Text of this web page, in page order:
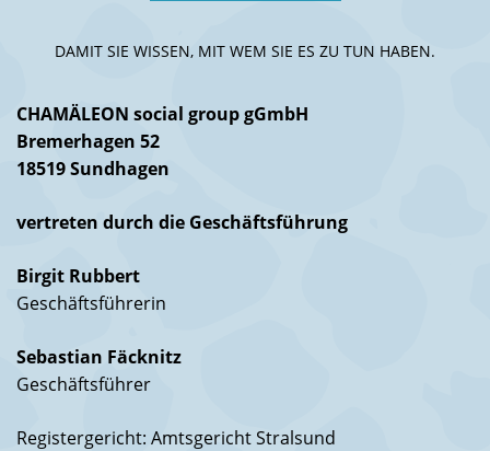
DAMIT SIE WISSEN, MIT WEM SIE ES ZU TUN HABEN.
CHAMÄLEON social group gGmbH
Bremerhagen 52
18519 Sundhagen
vertreten durch die Geschäftsführung
Birgit Rubbert
Geschäftsführerin
Sebastian Fäcknitz
Geschäftsführer
Registergericht: Amtsgericht Stralsund